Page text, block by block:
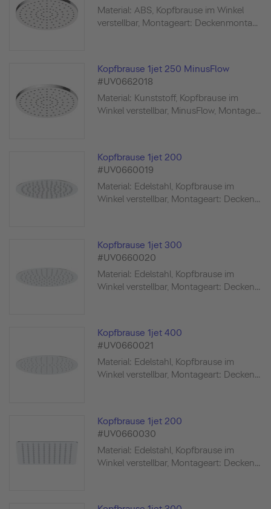
Material: ABS, Kopfbrause im Winkel
verstellbar, Montageart: Deckenmonta...
Kopfbrause 1jet 250 MinusFlow
#UV0662018
Material: Kunststoff, Kopfbrause im
Winkel verstellbar, MinusFlow, Montage...
Kopfbrause 1jet 200
#UV0660019
Material: Edelstahl, Kopfbrause im
Winkel verstellbar, Montageart: Decken...
Kopfbrause 1jet 300
#UV0660020
Material: Edelstahl, Kopfbrause im
Winkel verstellbar, Montageart: Decken...
Kopfbrause 1jet 400
#UV0660021
Material: Edelstahl, Kopfbrause im
Winkel verstellbar, Montageart: Decken...
Kopfbrause 1jet 200
#UV0660030
Material: Edelstahl, Kopfbrause im
Winkel verstellbar, Montageart: Decken...